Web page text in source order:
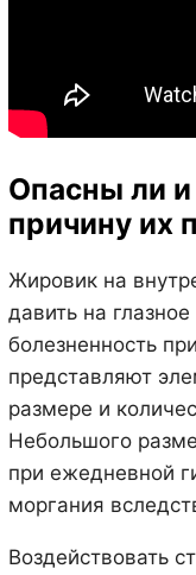
Опасны ли и
причину их
Жировик на
давить на
болезненность
представляют
размере и
Небольшого
при ежедневной
моргания
Воздействовать